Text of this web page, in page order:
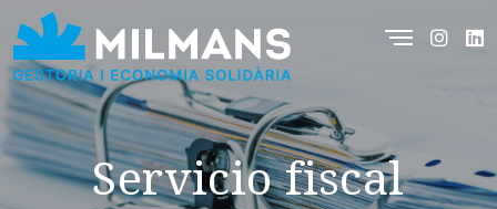
Servicio fiscal